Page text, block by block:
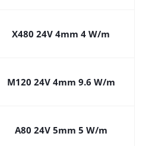
X480 24V 4mm 4 W/m
M120 24V 4mm 9.6 W/m
A80 24V 5mm 5 W/m